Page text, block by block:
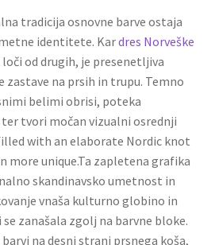
tradicija osnovne barve ostaja
identitete. Kardres Norveške
od drugih, je presenetljiva
na prsih in trupu. Temno
belimi obrisi, poteka
tvori močan vizualni osrednji
with an elaborate Nordic knot
more unique.Ta zapletena grafika
skandinavsko umetnost in
vnaša kulturno globino in
zanašala zgolj na barvne bloke.
na desni strani prsnega koša,